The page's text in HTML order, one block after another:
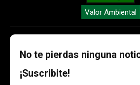
Valor Ambiental
No te pierdas ninguna
¡Suscribite!